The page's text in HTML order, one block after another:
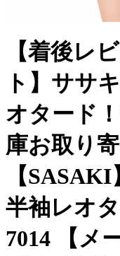
【着後レ
ト】ササ
オタード
庫お取り
【
半袖レオ
7014 【メ